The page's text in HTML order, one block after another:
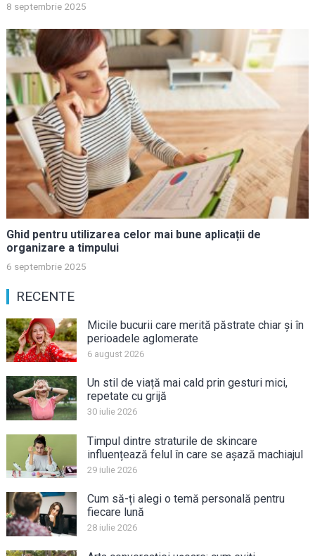
8 septembrie 2025
Ghid pentru utilizarea celor mai bune aplicații de
organizare a timpului
6 septembrie 2025
RECENTE
Micile bucurii care merită păstrate chiar și în
perioadele aglomerate
6 august 2026
Un stil de viață mai cald prin gesturi mici,
repetate cu grijă
30 iulie 2026
Timpul dintre straturile de skincare
influențează felul în care se așază machiajul
29 iulie 2026
Cum să-ți alegi o temă personală pentru
fiecare lună
28 iulie 2026